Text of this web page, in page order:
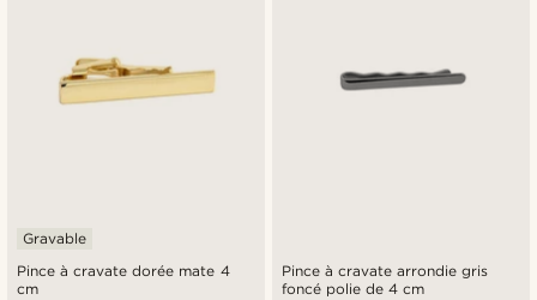
Pince à cravate dorée mate 4
cm
Gravable
Pince à cravate arrondie gris
foncé polie de 4 cm